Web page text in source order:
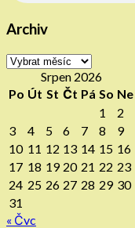
Archiv
Archiv
Srpen 2026
Po Út St Čt Pá So Ne
1
2
3
4 5 6 7 8
9
10 11 12 13 14 15 16
17 18 19 20 21 22 23
24 25 26 27 28 29 30
31
« Čvc